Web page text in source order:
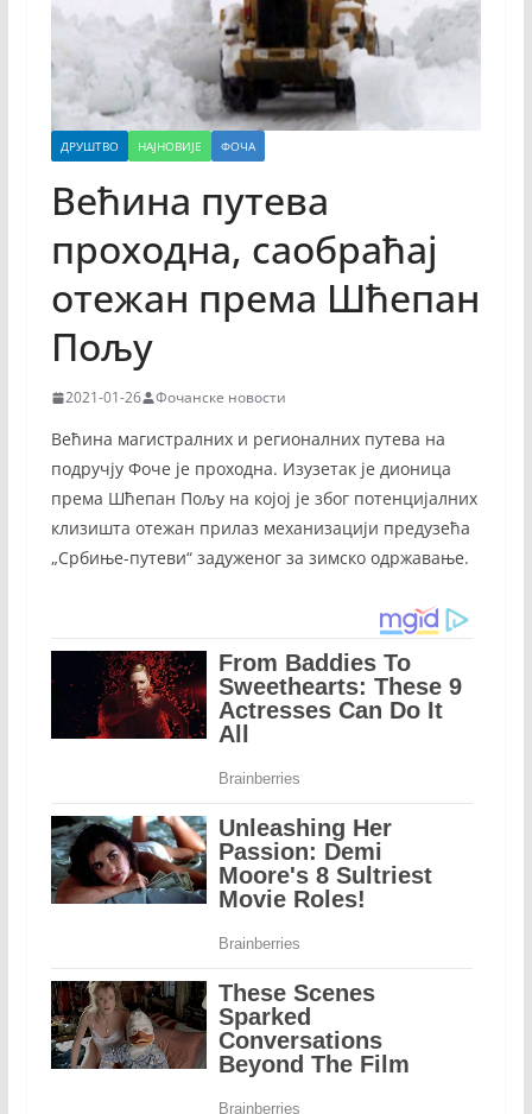
ДРУШТВО НАЈНОВИЈЕ ФОЧА
Већина путева
проходна, саобраћај
отежан према Шћепан
Пољу
2021-01-26 Фочанске новости
Већина магистралних и регионалних путева на
подручју Фоче је проходна. Изузетак је дионица
према Шћепан Пољу на којој је због потенцијалних
клизишта отежан прилаз механизацији предузећа
„Србиње-путеви“ задуженог за зимско одржавање.